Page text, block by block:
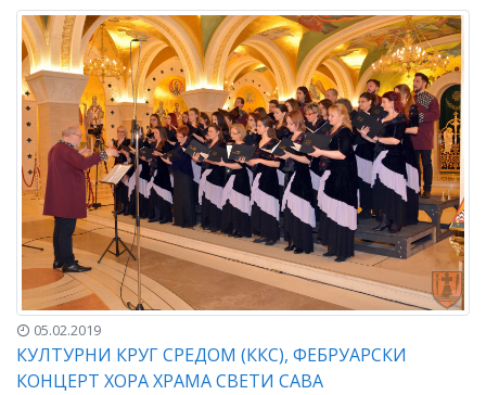
05.02.2019
КУЛТУРНИ КРУГ СРЕДОМ (ККС), ФЕБРУАРСКИ
КОНЦЕРТ ХОРА ХРАМА СВЕТИ САВА